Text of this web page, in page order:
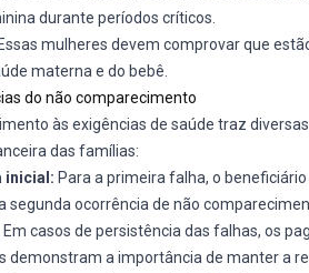
durante períodos críticos.
Essas mulheres devem comprovar que
materna e do bebê.
do não comparecimento
às exigências de saúde traz
das famílias:
inicial: Para a primeira falha, o
segunda ocorrência de não
Em casos de persistência das falhas, os
demonstram a importância de manter a